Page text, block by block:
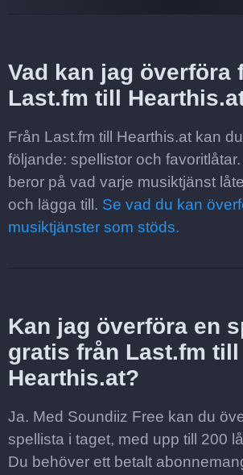
Vad kan jag överföra
Last.fm till
Från Last.fm till Hearthis.at kan
följande: spellistor och
beror på vad varje musiktjänst
och lägga till. Se vad du kan
musiktjänster som stöds.
Kan jag överföra en
gratis från Last.fm till
Hearthis.at?
Ja. Med Soundiiz Free kan du
spellista i taget, med upp till 200
Du behöver ett betalt